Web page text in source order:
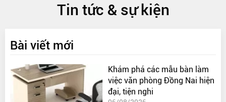
Tin tức & sự kiện
Bài viết mới
Khám phá các mẫu bàn làm
việc văn phòng Đồng Nai hiện
đại, tiện nghi